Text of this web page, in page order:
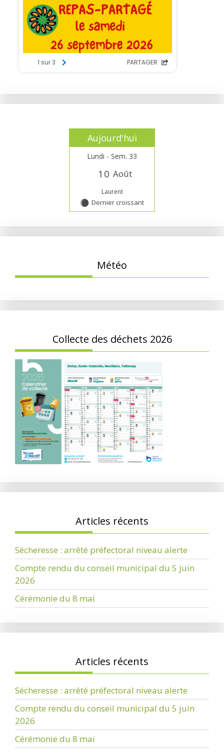
Aujourd'hui
Lundi - Sem. 33
1 0 Août
Laurent
Y Dernier croissant
Météo
Collecte des déchets 2026
Articles récents
Sécheresse : arrêté préfectoral niveau alerte
Compte rendu du conseil municipal du 5 juin
2026
Cérémonie du 8 mai
Articles récents
Sécheresse : arrêté préfectoral niveau alerte
Compte rendu du conseil municipal du 5 juin
2026
Cérémonie du 8 mai